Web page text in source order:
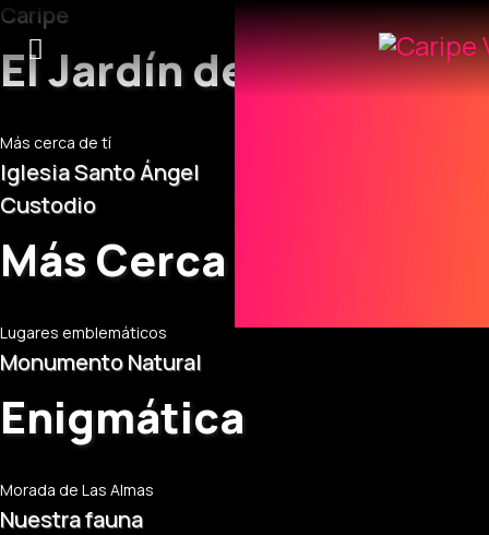
Caripe
El Jardín de Oriente
Más cerca de tí
Iglesia Santo Ángel
Custodio
Más Cerca del Cielo
Lugares emblemáticos
Monumento Natural
Enigmática
Morada de Las Almas
Nuestra fauna